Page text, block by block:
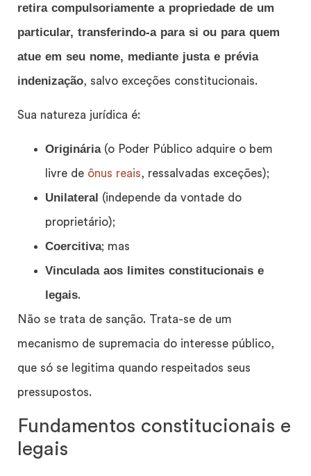
retira compulsoriamente a propriedade de um
particular, transferindo-a para si ou para quem
atue em seu nome, mediante justa e prévia
indenização, salvo exceções constitucionais.
Sua natureza jurídica é:
Originária(o Poder Público adquire o bem
livre de ônus reais, ressalvadas exceções);
Unilateral (independe da vontade do
proprietário);
Coercitiva; mas
Vinculada aos limites constitucionais e
legais.
Não se trata de sanção. Trata-se de um
mecanismo de supremacia do interesse público,
que só se legitima quando respeitados seus
pressupostos.
Fundamentos constitucionais e
legais